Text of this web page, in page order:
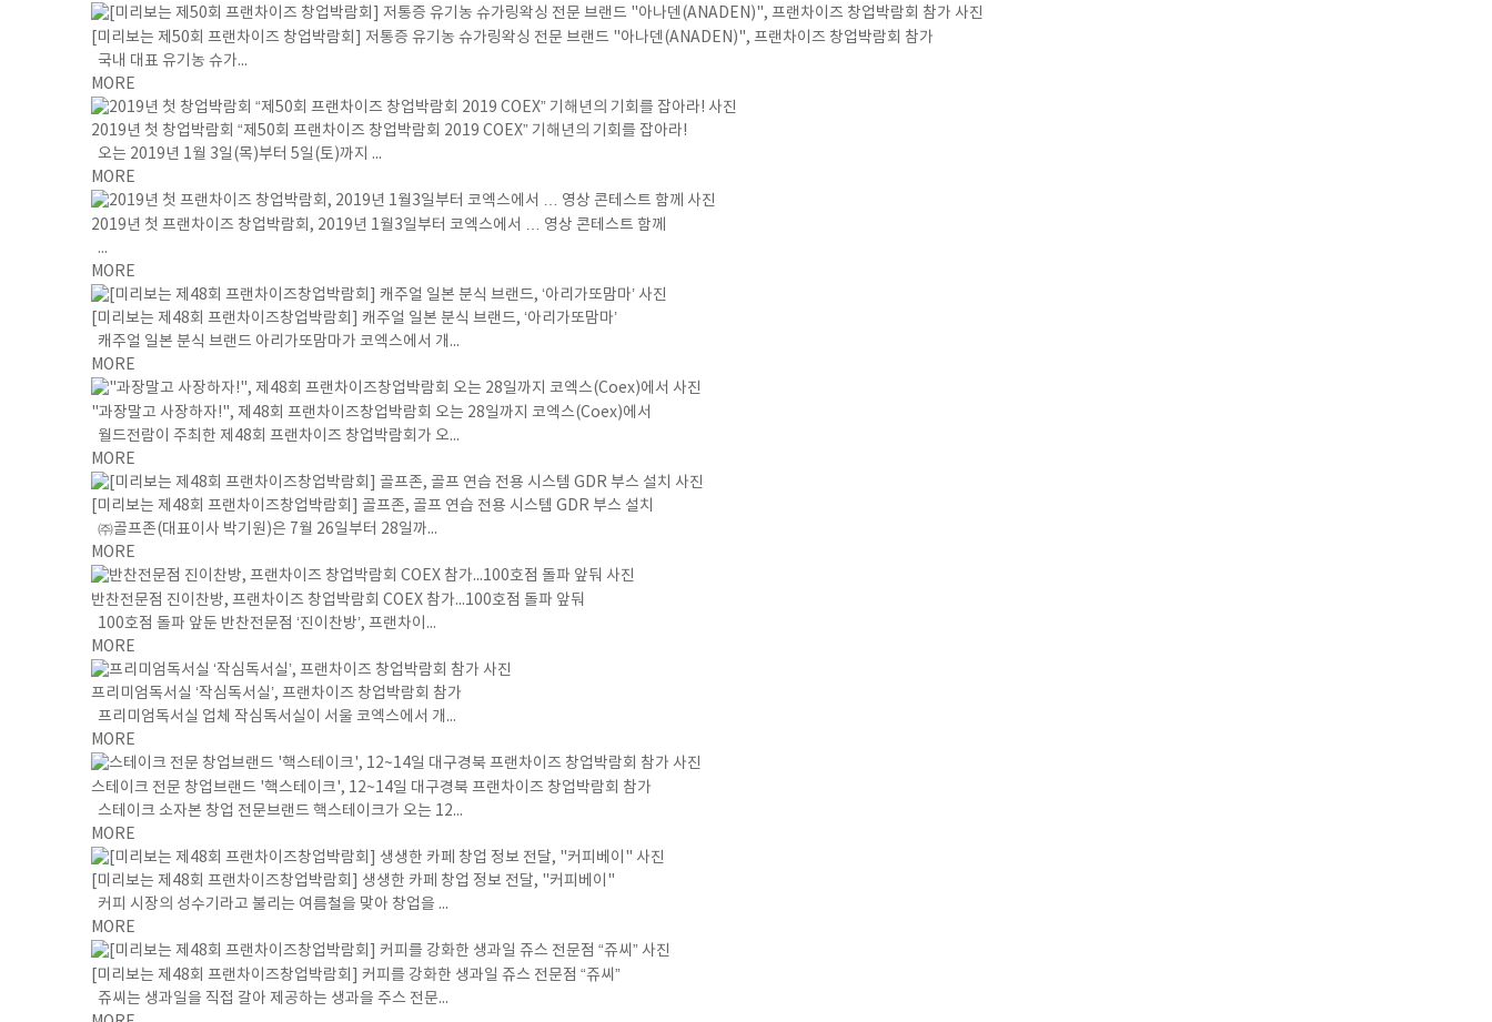
[미리보는 제50회 프랜차이즈 창업박람회] 저통증 유기농 슈가링왁싱 전문 브랜드 "아나덴(ANADEN)", 프랜차이즈 창업박람회 참가
국내 대표 유기농 슈가...
MORE
2019년 첫 창업박람회 “제50회 프랜차이즈 창업박람회 2019 COEX” 기해년의 기회를 잡아라!
오는 2019년 1월 3일(목)부터 5일(토)까지 ...
MORE
2019년 첫 프랜차이즈 창업박람회, 2019년 1월3일부터 코엑스에서 … 영상 콘테스트 함께
...
MORE
[미리보는 제48회 프랜차이즈창업박람회] 캐주얼 일본 분식 브랜드, ‘아리가또맘마’
캐주얼 일본 분식 브랜드 아리가또맘마가 코엑스에서 개...
MORE
"과장말고 사장하자!", 제48회 프랜차이즈창업박람회 오는 28일까지 코엑스(Coex)에서
월드전람이 주최한 제48회 프랜차이즈 창업박람회가 오...
MORE
[미리보는 제48회 프랜차이즈창업박람회] 골프존, 골프 연습 전용 시스템 GDR 부스 설치
㈜골프존(대표이사 박기원)은 7월 26일부터 28일까...
MORE
반찬전문점 진이찬방, 프랜차이즈 창업박람회 COEX 참가...100호점 돌파 앞둬
100호점 돌파 앞둔 반찬전문점 ‘진이찬방’, 프랜차이...
MORE
프리미엄독서실 ‘작심독서실’, 프랜차이즈 창업박람회 참가
프리미엄독서실 업체 작심독서실이 서울 코엑스에서 개...
MORE
스테이크 전문 창업브랜드 '핵스테이크', 12~14일 대구경북 프랜차이즈 창업박람회 참가
스테이크 소자본 창업 전문브랜드 핵스테이크가 오는 12...
MORE
[미리보는 제48회 프랜차이즈창업박람회] 생생한 카페 창업 정보 전달, "커피베이"
커피 시장의 성수기라고 불리는 여름철을 맞아 창업을 ...
MORE
[미리보는 제48회 프랜차이즈창업박람회] 커피를 강화한 생과일 쥬스 전문점 “쥬씨”
쥬씨는 생과일을 직접 갈아 제공하는 생과을 주스 전문...